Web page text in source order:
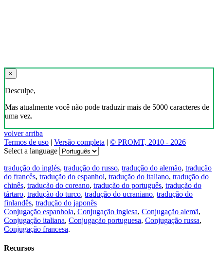
×
Desculpe,
Mas atualmente você não pode traduzir mais de 5000 caracteres de
uma vez.
volver arriba
Termos de uso | Versão completa | © PROMT, 2010 - 2026
Select a language
tradução do inglés, tradução do russo, tradução do alemão, tradução
do francês, tradução do espanhol, tradução do italiano, tradução do
chinês, tradução do coreano, tradução do português, tradução do
tártaro, tradução do turco, tradução do ucraniano, tradução do
finlandês, tradução do japonês
Conjugação espanhola, Conjugação inglesa, Conjugação alemã,
Conjugação italiana, Conjugação portuguesa, Conjugação russa,
Conjugação francesa.
Recursos